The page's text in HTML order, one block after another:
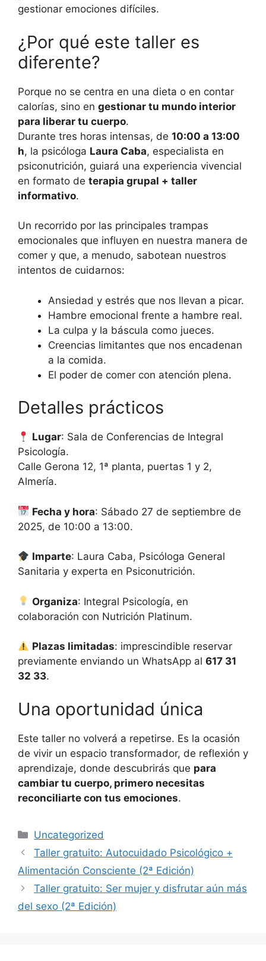
gestionar emociones difíciles.
¿Por qué este taller es
diferente?
Porque no se centra en una dieta o en contar
calorías, sino en gestionar tu mundo interior
para liberar tu cuerpo.
Durante tres horas intensas, de 10:00 a 13:00
h, la psicóloga Laura Caba, especialista en
psiconutrición, guiará una experiencia vivencial
en formato de terapia grupal + taller
informativo.
Un recorrido por las principales trampas
emocionales que influyen en nuestra manera de
comer y que, a menudo, sabotean nuestros
intentos de cuidarnos:
Ansiedad y estrés que nos llevan a picar.
Hambre emocional frente a hambre real.
La culpa y la báscula como jueces.
Creencias limitantes que nos encadenan
a la comida.
El poder de comer con atención plena.
Detalles prácticos
Lugar: Sala de Conferencias de Integral
Psicología.
Calle Gerona 12, 1ª planta, puertas 1 y 2,
Almería.
Fecha y hora: Sábado 27 de septiembre de
2025, de 10:00 a 13:00.
Imparte: Laura Caba, Psicóloga General
Sanitaria y experta en Psiconutrición.
Organiza: Integral Psicología, en
colaboración con Nutrición Platinum.
Plazas limitadas: imprescindible reservar
previamente enviando un WhatsApp al 617 31
32 33.
Una oportunidad única
Este taller no volverá a repetirse. Es la ocasión
de vivir un espacio transformador, de reflexión y
aprendizaje, donde descubrirás que para
cambiar tu cuerpo, primero necesitas
reconciliarte con tus emociones.
Categorías
Uncategorized
Taller gratuito: Autocuidado Psicológico +
Alimentación Consciente (2ª Edición)
Taller gratuito: Ser mujer y disfrutar aún más
del sexo (2ª Edición)